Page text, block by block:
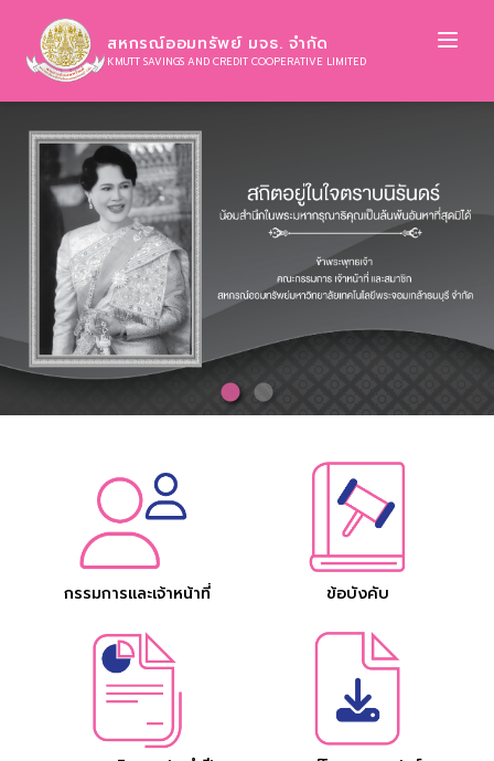
สหกรณ์ออมทรัพย์ มจธ. จำกัด
KMUTT SAVINGS AND CREDIT COOPERATIVE LIMITED
กรรมการและเจ้าหน้าที่ ข้อบังคับ